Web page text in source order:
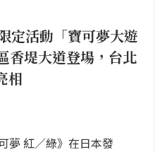
定活動「寶可夢大遊
香堤大道登場，台北
相
夢 紅／綠》在日本發